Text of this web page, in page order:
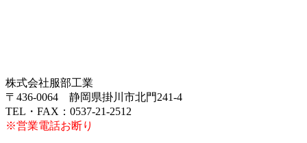
株式会社服部工業
〒436-0064 静岡県掛川市北門241-4
TEL・FAX：0537-21-2512
※営業電話お断り